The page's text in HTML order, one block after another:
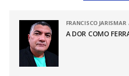
FRANCISCO JARISMAR
A DOR COMO